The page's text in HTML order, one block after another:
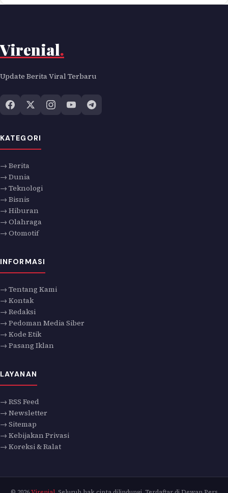
Virenial.
Update Berita Viral Terbaru
KATEGORI
→ Berita
→ Dunia
→ Teknologi
→ Bisnis
→ Hiburan
→ Olahraga
→ Otomotif
INFORMASI
→ Tentang Kami
→ Kontak
→ Redaksi
→ Pedoman Media Siber
→ Kode Etik
→ Pasang Iklan
LAYANAN
→ RSS Feed
→ Newsletter
→ Sitemap
→ Kebijakan Privasi
→ Koreksi & Ralat